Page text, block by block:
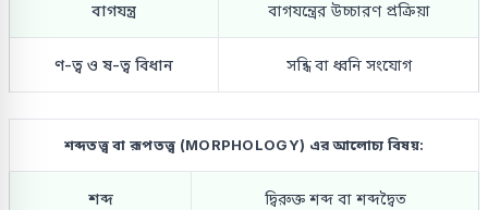
বাগযন্ত্র বাগযন্ত্রের উচ্চারণ প্রক্রিয়া
ণ-ত্ব ও ষ-ত্ব বিধান সন্ধি বা ধ্বনি সংযোগ
শব্দতত্ত্ব বা রূপতত্ত্ব (MORPHOLOGY) এর আলোচ্য বিষয়:
শব্দ দ্বিরুক্ত শব্দ বা শব্দদ্বৈত